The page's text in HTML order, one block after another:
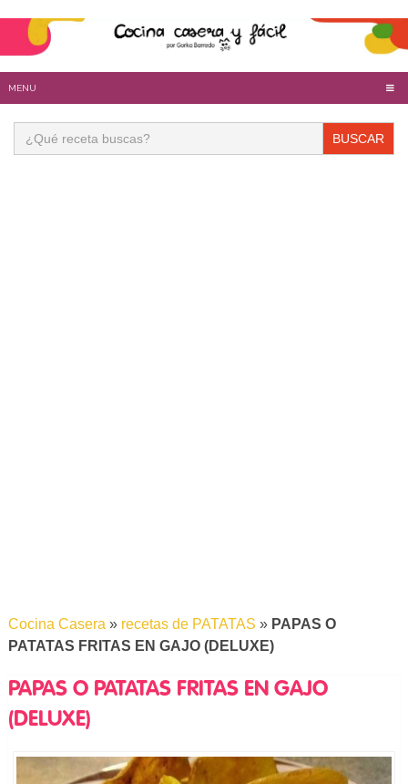
MENU
Buscar:
Cocina Casera» recetas de PATATAS » PAPAS O
PATATAS FRITAS EN GAJO (DELUXE)
PAPAS O PATATAS FRITAS EN GAJO
(DELUXE)